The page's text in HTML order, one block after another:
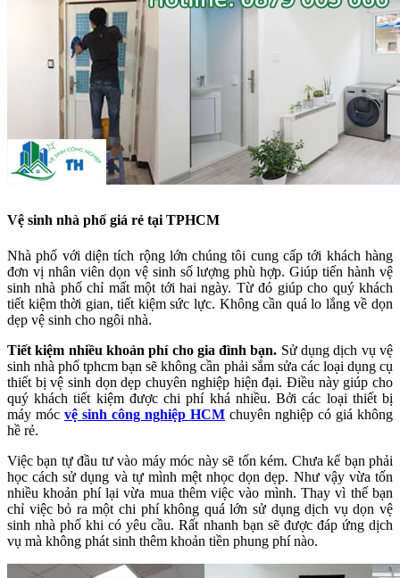
Vệ sinh nhà phố giá rẻ tại TPHCM
Nhà phố với diện tích rộng lớn chúng tôi cung cấp tới khách hàng
đơn vị nhân viên dọn vệ sinh số lượng phù hợp. Giúp tiến hành vệ
sinh nhà phố chỉ mất một tới hai ngày. Từ đó giúp cho quý khách
tiết kiệm thời gian, tiết kiệm sức lực. Không cần quá lo lắng về dọn
dẹp vệ sinh cho ngôi nhà.
Tiết kiệm nhiều khoản phí cho gia đình bạn. Sử dụng dịch vụ vệ
sinh nhà phố tphcm bạn sẽ không cần phải sắm sửa các loại dụng cụ
thiết bị vệ sinh dọn dẹp chuyên nghiệp hiện đại. Điều này giúp cho
quý khách tiết kiệm được chi phí khá nhiều. Bởi các loại thiết bị
máy móc vệ sinh công nghiệp HCM chuyên nghiệp có giá không
hề rẻ.
Việc bạn tự đầu tư vào máy móc này sẽ tốn kém. Chưa kể bạn phải
học cách sử dụng và tự mình mệt nhọc dọn dẹp. Như vậy vừa tốn
nhiều khoản phí lại vừa mua thêm việc vào mình. Thay vì thế bạn
chỉ việc bỏ ra một chi phí không quá lớn sử dụng dịch vụ dọn vệ
sinh nhà phố khi có yêu cầu. Rất nhanh bạn sẽ được đáp ứng dịch
vụ mà không phát sinh thêm khoản tiền phung phí nào.